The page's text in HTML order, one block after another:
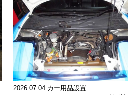
2026.07.04 カー用品設置